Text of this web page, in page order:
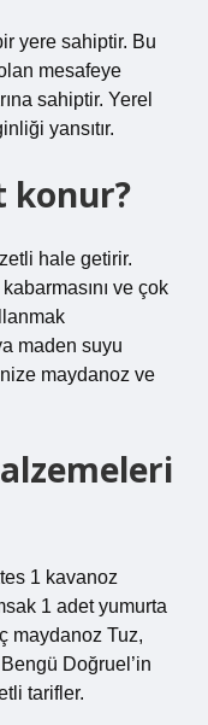
yere sahiptir. Bu
mesafeye
sahiptir. Yerel
yansıtır.
konur?
hale getirir.
ve çok
maden suyu
maydanoz ve
1 kavanoz
1 adet yumurta
maydanoz Tuz,
Doğruel’in
tarifler.